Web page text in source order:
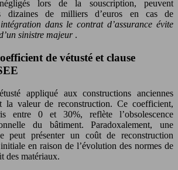
lors de la souscription, peuvent
dizaines de milliers d’euros en cas de
dans le contrat d’assurance évite
sinistre majeur .
de vétusté et clause
appliqué aux constructions anciennes
la valeur de reconstruction. Ce coefficient,
entre 0 et 30%, reflète l’obsolescence
du bâtiment. Paradoxalement, une
peut présenter un coût de reconstruction
en raison de l’évolution des normes de
des matériaux.